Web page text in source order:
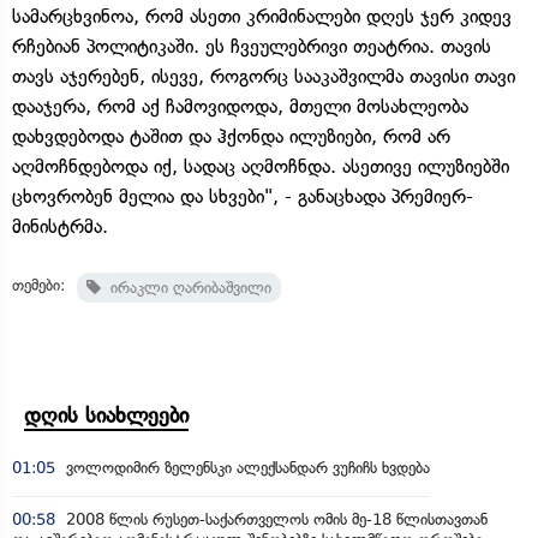
სამარცხვინოა, რომ ასეთი კრიმინალები დღეს ჯერ კიდევ
რჩებიან პოლიტიკაში. ეს ჩვეულებრივი თეატრია. თავის
თავს აჯერებენ, ისევე, როგორც სააკაშვილმა თავისი თავი
დააჯერა, რომ აქ ჩამოვიდოდა, მთელი მოსახლეობა
დახვდებოდა ტაშით და ჰქონდა ილუზიები, რომ არ
აღმოჩნდებოდა იქ, სადაც აღმოჩნდა. ასეთივე ილუზიებში
ცხოვრობენ მელია და სხვები", - განაცხადა პრემიერ-
მინისტრმა.
თემები: ირაკლი ღარიბაშვილი
დღის სიახლეები
01:05 ვოლოდიმირ ზელენსკი ალექსანდარ ვუჩიჩს ხვდება
00:58
2008 წლის რუსეთ-საქართველოს ომის მე-18 წლისთავთან